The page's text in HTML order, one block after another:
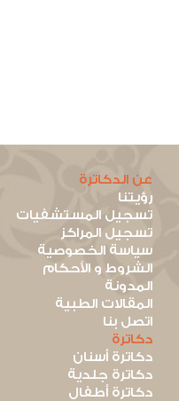
عن الدكاترة
رؤيتنا
تسجيل المستشفيات
تسجيل المراكز
سياسة الخصوصية
الشروط و الأحكام
المدونة
المقالات الطبية
اتصل بنا
دكاترة
دكاترة أسنان
دكاترة جلدية
دكاترة أطفال